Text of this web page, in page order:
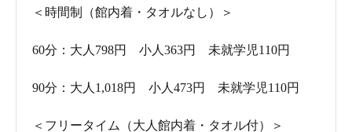
時間制コースは大人1時間693円（税込）なので約1/10！
＜時間制（館内着・タオルなし）＞
60分：大人798円 小人363円 未就学児110円
90分：大人1,018円 小人473円 未就学児110円
＜フリータイム（大人館内着・タオル付）＞